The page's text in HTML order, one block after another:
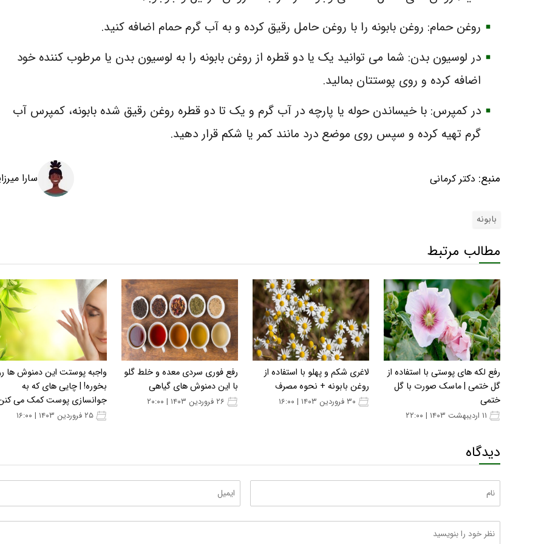
روغن حمام: روغن بابونه را با روغن حامل رقیق کرده و به آب گرم حمام اضافه کنید.
در لوسیون بدن: شما می توانید یک یا دو قطره از روغن بابونه را به لوسیون بدن یا مرطوب کننده خود
اضافه کرده و روی پوستتان بمالید.
در کمپرس: با خیساندن حوله یا پارچه در آب گرم و یک تا دو قطره روغن رقیق شده بابونه، کمپرس آب
گرم تهیه کرده و سپس روی موضع درد مانند کمر یا شکم قرار دهید.
منبع: دکتر کرمانی سارا
بابونه
مطالب مرتبط
رفع لکه های پوستی با استفاده از
گل ختمی | ماسک صورت با گل
ختمی
لاغری شکم و پهلو با استفاده از
روغن بابونه + نحوه مصرف
رفع فوری سردی معده و خلط گلو
با این دمنوش های گیاهی
واجبه پوستت این دمنوش ها
بخوره! | چایی های که به
جوانسازی پوست کمک می
دیدگاه